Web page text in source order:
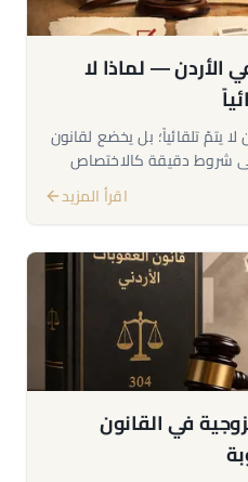
الأردن — لماذا لا
لا يتمّ تلقائياً؛ بل يخضع لقانون
ويتوقّف على شروط دقيقة كالاختصاص
اقرأ المزيد
في القانون